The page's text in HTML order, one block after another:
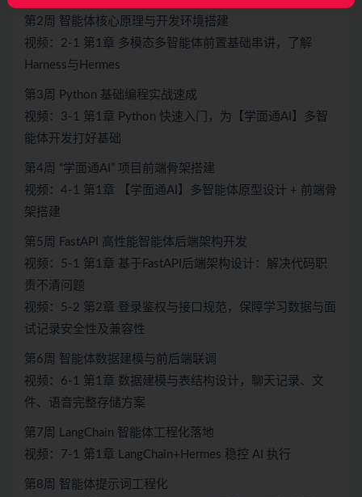
第2周 智能体核心原理与开发环境搭建
视频：2-1 第1章 多模态多智能体前置基础串讲，了解
Harness与Hermes
第3周 Python 基础编程实战速成
视频：3-1 第1章 Python 快速入门，为【学面通AI】多智
能体开发打好基础
第4周 “学面通AI” 项目前端骨架搭建
视频：4-1 第1章 【学面通AI】多智能体原型设计 + 前端骨
架搭建
第5周 FastAPI 高性能智能体后端架构开发
视频：5-1 第1章 基于FastAPI后端架构设计：解决代码职
责不清问题
视频：5-2 第2章 登录鉴权与接口规范，保障学习数据与面
试记录安全性及兼容性
第6周 智能体数据建模与前后端联调
视频：6-1 第1章 数据建模与表结构设计，聊天记录、文
件、语音完整存储方案
第7周 LangChain 智能体工程化落地
视频：7-1 第1章 LangChain+Hermes 稳控 AI 执行
第8周 智能体提示词工程化